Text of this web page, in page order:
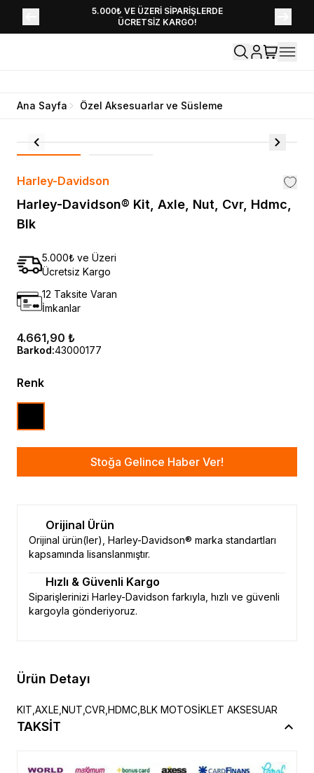
5.000₺ VE ÜZERİ SİPARİŞLERDE
ÜCRETSİZ KARGO!
YENİ SEZON KOLEKSİYONU EKLENDİ,
HEMEN KEŞFET!
Ana Sayfa Özel Aksesuarlar ve Süsleme
Harley-Davidson
Harley-Davidson® Kit, Axle, Nut, Cvr, Hdmc,
Blk
5.000₺ ve Üzeri
Ücretsiz Kargo
12 Taksite Varan
İmkanlar
4.661,90 ₺
Barkod:43000177
Renk
Stoğa Gelince Haber Ver!
Orijinal Ürün
Orijinal ürün(ler), Harley-Davidson® marka standartları
kapsamında lisanslanmıştır.
Hızlı & Güvenli Kargo
Siparişlerinizi Harley-Davidson farkıyla, hızlı ve güvenli
kargoyla gönderiyoruz.
Ürün Detayı
KIT,AXLE,NUT,CVR,HDMC,BLK MOTOSİKLET AKSESUAR
TAKSİT